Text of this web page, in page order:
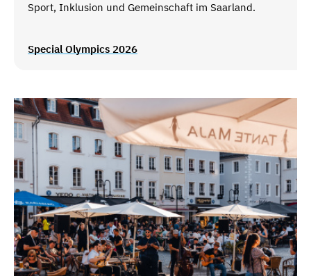
Sport, Inklusion und Gemeinschaft im Saarland.
Special Olympics 2026